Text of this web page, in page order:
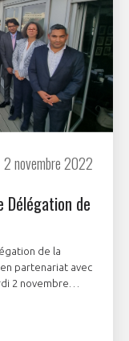
2 novembre 2022
Délégation de
de la
partenariat avec
2 novembre